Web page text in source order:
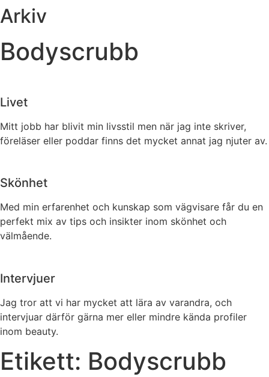
Arkiv
Bodyscrubb
Livet
Mitt jobb har blivit min livsstil men när jag inte skriver,
föreläser eller poddar finns det mycket annat jag njuter av.
Skönhet
Med min erfarenhet och kunskap som vägvisare får du en
perfekt mix av tips och insikter inom skönhet och
välmående.
Intervjuer
Jag tror att vi har mycket att lära av varandra, och
intervjuar därför gärna mer eller mindre kända profiler
inom beauty.
Etikett: Bodyscrubb